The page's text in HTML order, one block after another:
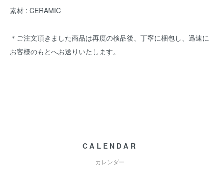
素材 : CERAMIC
＊ご注文頂きました商品は再度の検品後、丁寧に梱包し、迅速に
お客様のもとへお送りいたします。
CALENDAR
カレンダー